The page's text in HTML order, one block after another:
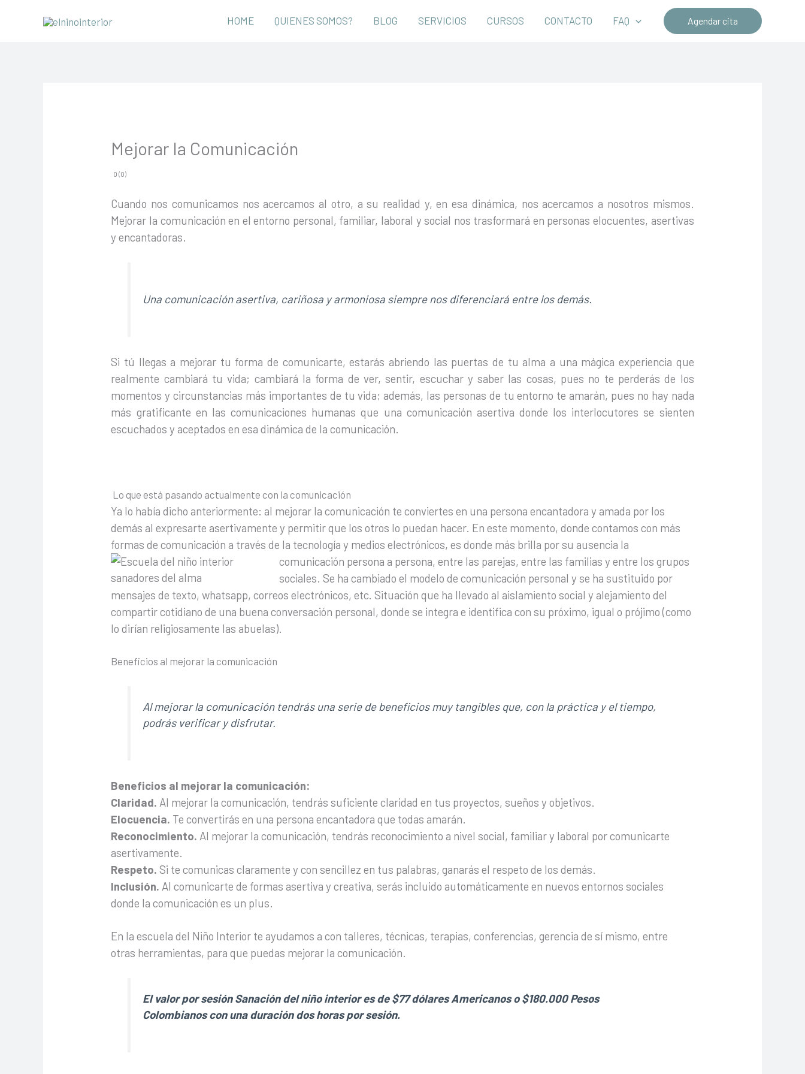
HOME QUIENES SOMOS? BLOG SERVICIOS CURSOS CONTACTO FAQ Agendar cita
Mejorar la Comunicación
0 (0)
Cuando nos comunicamos nos acercamos al otro, a su realidad y, en esa dinámica, nos acercamos a nosotros mismos.
Mejorar la comunicación en el entorno personal, familiar, laboral y social nos trasformará en personas elocuentes, asertivas
y encantadoras.
Una comunicación asertiva, cariñosa y armoniosa siempre nos diferenciará entre los demás.
Si tú llegas a mejorar tu forma de comunicarte, estarás abriendo las puertas de tu alma a una mágica experiencia que
realmente cambiará tu vida; cambiará la forma de ver, sentir, escuchar y saber las cosas, pues no te perderás de los
momentos y circunstancias más importantes de tu vida; además, las personas de tu entorno te amarán, pues no hay nada
más gratificante en las comunicaciones humanas que una comunicación asertiva donde los interlocutores se sienten
escuchados y aceptados en esa dinámica de la comunicación.
Lo que está pasando actualmente con la comunicación
Ya lo había dicho anteriormente: al mejorar la comunicación te conviertes en una persona encantadora y amada por los
demás al expresarte asertivamente y permitir que los otros lo puedan hacer. En este momento, donde contamos con más
formas de comunicación a través de la tecnología y medios electrónicos, es donde más brilla por su ausencia la
comunicación persona a persona, entre las parejas, entre las familias y entre los grupos
sociales. Se ha cambiado el modelo de comunicación personal y se ha sustituido por
mensajes de texto, whatsapp, correos electrónicos, etc. Situación que ha llevado al aislamiento social y alejamiento del
compartir cotidiano de una buena conversación personal, donde se integra e identifica con su próximo, igual o prójimo (como
lo dirían religiosamente las abuelas).
Beneficios al mejorar la comunicación
Al mejorar la comunicación tendrás una serie de beneficios muy tangibles que, con la práctica y el tiempo,
podrás verificar y disfrutar.
Beneficios al mejorar la comunicación:
Claridad. Al mejorar la comunicación, tendrás suficiente claridad en tus proyectos, sueños y objetivos.
Elocuencia. Te convertirás en una persona encantadora que todas amarán.
Reconocimiento. Al mejorar la comunicación, tendrás reconocimiento a nivel social, familiar y laboral por comunicarte
asertivamente.
Respeto.Si te comunicas claramente y con sencillez en tus palabras, ganarás el respeto de los demás.
Inclusión. Al comunicarte de formas asertiva y creativa, serás incluido automáticamente en nuevos entornos sociales
donde la comunicación es un plus.
En la escuela del Niño Interior te ayudamos a con talleres, técnicas, terapias, conferencias, gerencia de sí mismo, entre
otras herramientas, para que puedas mejorar la comunicación.
El valor por sesión Sanación del niño interior es de $77 dólares Americanos o $180.000 Pesos
Colombianos con una duración dos horas por sesión.